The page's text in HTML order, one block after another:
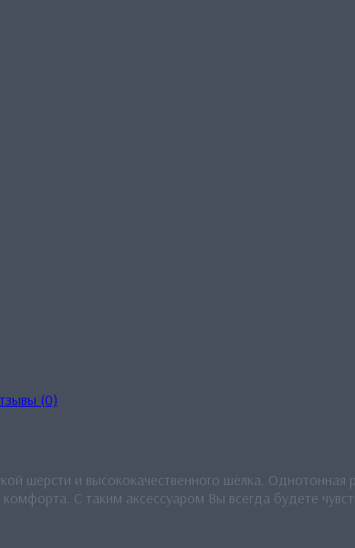
(0)
шерсти и высококачественного шёлка.
С таким аксессуаром Вы всегда будете